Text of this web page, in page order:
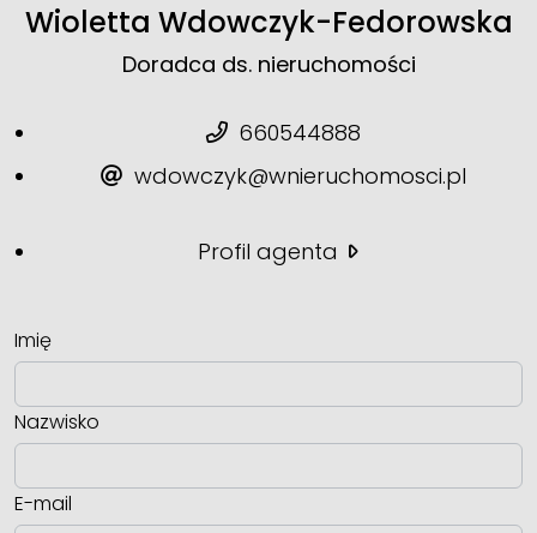
Wioletta Wdowczyk-Fedorowska
Doradca ds. nieruchomości
660544888
wdowczyk@wnieruchomosci.pl
Profil agenta
Imię
Nazwisko
E-mail